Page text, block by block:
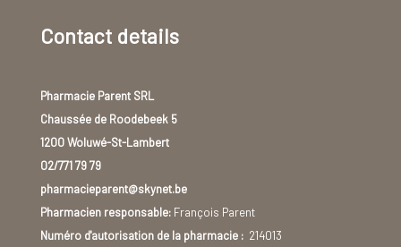
Contact details
Pharmacie Parent SRL
Chaussée de Roodebeek 5
1200 Woluwé-St-Lambert
02/771 79 79
pharmacieparent@skynet.be
Pharmacien responsable:François Parent
Numéro d'autorisation de la pharmacie :214013